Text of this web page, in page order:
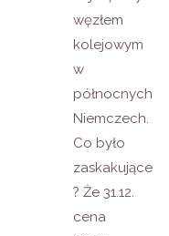
węzłem
kolejowym
w
północnych
Niemczech.
Co było
zaskakujące
? Że 31.12.
cena